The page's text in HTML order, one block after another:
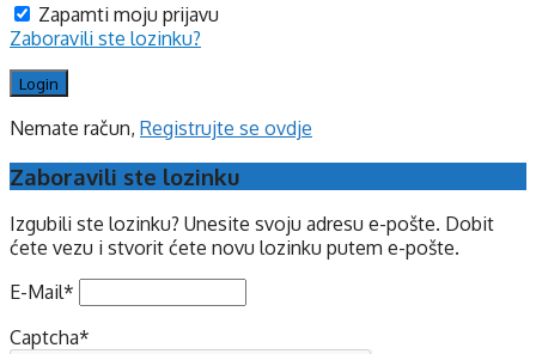
Zapamti moju prijavu
Zaboravili ste lozinku?
Nemate račun, Registrujte se ovdje
Zaboravili ste lozinku
Izgubili ste lozinku? Unesite svoju adresu e-pošte. Dobit
ćete vezu i stvorit ćete novu lozinku putem e-pošte.
E-Mail*
Captcha*